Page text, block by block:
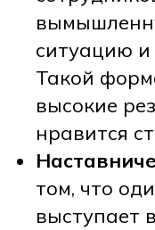
ситуацию и
Такой
высокие
нравится
том, что
выступает